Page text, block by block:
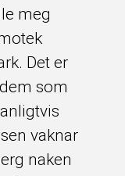
meg
Det er
som
vaknar
naken